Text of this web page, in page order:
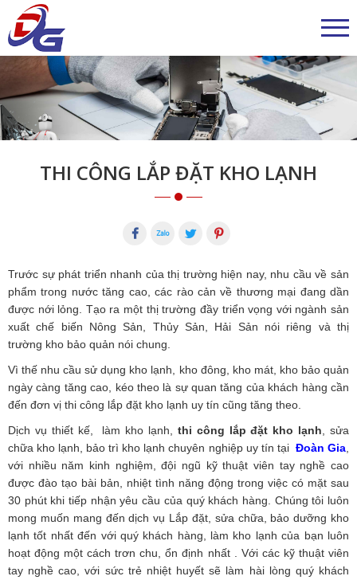
THI CÔNG LẮP ĐẶT KHO LẠNH
Trước sự phát triển nhanh của thị trường hiện nay, nhu cầu về sản
phẩm trong nước tăng cao, các rào cản về thương mại đang dần
được nới lỏng. Tạo ra một thị trường đầy triển vọng với ngành sản
xuất chế biến Nông Sản, Thủy Sản, Hải Sản nói riêng và thị
trường kho bảo quản nói chung.
Vì thế nhu cầu sử dụng kho lạnh, kho đông, kho mát, kho bảo quản
ngày càng tăng cao, kéo theo là sự quan tăng của khách hàng cần
đến đơn vị thi công lắp đặt kho lạnh uy tín cũng tăng theo.
Dịch vụ thiết kế, làm kho lạnh, thi công lắp đặt kho lạnh , sửa
chữa kho lạnh, bảo trì kho lạnh chuyên nghiệp uy tín tại Đoàn Gia
với nhiều năm kinh nghiệm, đội ngũ kỹ thuật viên tay nghề cao
được đào tạo bài bản, nhiệt tình năng động trong việc có mặt sau
30 phút khi tiếp nhận yêu cầu của quý khách hàng. Chúng tôi luôn
mong muốn mang đến dịch vụ Lắp đặt, sửa chữa, bảo dưỡng kho
lạnh tốt nhất đến với quý khách hàng, làm kho lạnh của bạn luôn
hoạt động một cách trơn chu, ổn định nhất . Với các kỹ thuật viên
tay nghề cao, với sức trẻ nhiệt huyết sẽ làm hài lòng quý khách